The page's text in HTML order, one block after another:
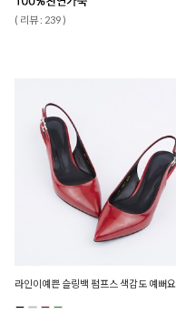
( 리뷰 : 239 )
라인이예쁜 슬링백 펌프스 색감도 예뻐요